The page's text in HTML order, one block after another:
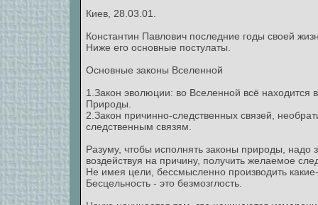
Киев, 28.03.01.
Константин Павлович последние годы своей
Ниже его основные постулаты.
Основные законы Вселенной
1.Закон эволюции: во Вселенной всё
Природы.
2.Закон причинно-следственных связей,
следственным связям.
Разуму, чтобы исполнять законы природы, надо
воздействуя на причину, получить желаемое
Не имея цели, бессмысленно производить
Бесцельность - это безмозглость.